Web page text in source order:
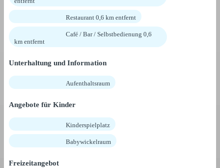
Restaurant 0,6 km entfernt
Café / Bar / Selbstbedienung 0,6
km entfernt
Unterhaltung und Information
Aufenthaltsraum
Angebote für Kinder
Kinderspielplatz
Babywickelraum
Freizeitangebot